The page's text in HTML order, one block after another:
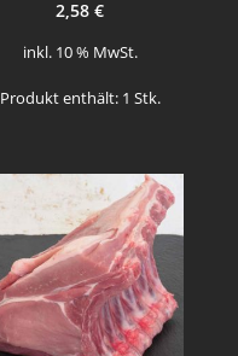
2,58€
inkl. 10 % MwSt.
Produkt enthält: 1 Stk.